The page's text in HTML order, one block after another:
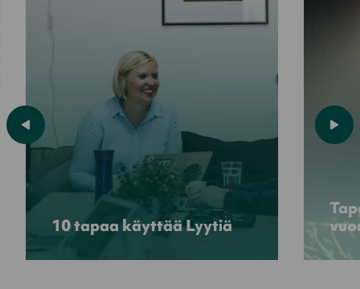
10 tapaa käyttää Lyytiä